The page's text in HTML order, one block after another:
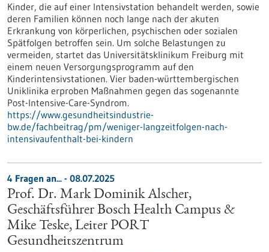
Kinder, die auf einer Intensivstation behandelt werden, sowie
deren Familien können noch lange nach der akuten
Erkrankung von körperlichen, psychischen oder sozialen
Spätfolgen betroffen sein. Um solche Belastungen zu
vermeiden, startet das Universitätsklinikum Freiburg mit
einem neuen Versorgungsprogramm auf den
Kinderintensivstationen. Vier baden-württembergischen
Uniklinika erproben Maßnahmen gegen das sogenannte
Post-Intensive-Care-Syndrom.
https://www.gesundheitsindustrie-
bw.de/fachbeitrag/pm/weniger-langzeitfolgen-nach-
intensivaufenthalt-bei-kindern
4 Fragen an... - 08.07.2025
Prof. Dr. Mark Dominik Alscher,
Geschäftsführer Bosch Health Campus &
Mike Teske, Leiter PORT
Gesundheitszentrum